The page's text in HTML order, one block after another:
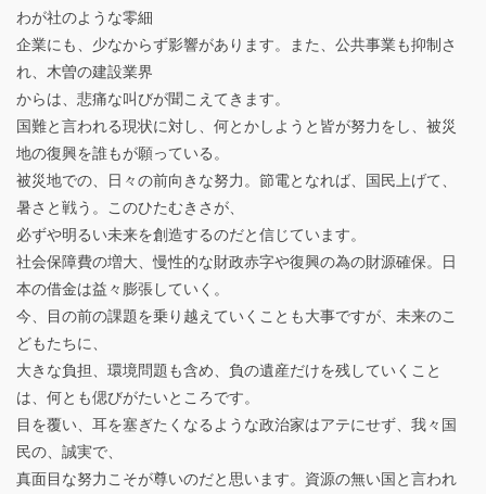
鳴
蝉
噪
（
あ
め
い
せ
ん
そ
う
）
わが社のような零細
企業にも、少なからず影響があります。また、公共事業も抑制さ
れ、木曽の建設業界
からは、悲痛な叫びが聞こえてきます。
国難と言われる現状に対し、何とかしようと皆が努力をし、被災
地の復興を誰もが願っている。
被災地での、日々の前向きな努力。節電となれば、国民上げて、
暑さと戦う。このひたむきさが、
必ずや明るい未来を創造するのだと信じています。
社会保障費の増大、慢性的な財政赤字や復興の為の財源確保。日
本の借金は益々膨張していく。
今、目の前の課題を乗り越えていくことも大事ですが、未来のこ
どもたちに、
大きな負担、環境問題も含め、負の遺産だけを残していくこと
は、何とも偲びがたいところです。
目を覆い、耳を塞ぎたくなるような政治家はアテにせず、我々国
民の、誠実で、
真面目な努力こそが尊いのだと思います。資源の無い国と言われ